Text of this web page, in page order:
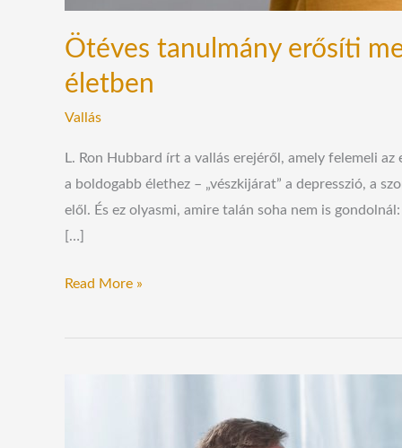
Ötéves tanulmány erősíti
életben
Vallás
L. Ron Hubbard írt a vallás erejéről, amely felemeli
a boldogabb élethez – „vészkijárat” a depresszió, a
elől. És ez olyasmi, amire talán soha nem is
[…]
Read More »